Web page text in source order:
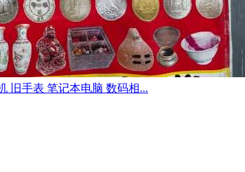
旧手表 笔记本电脑 数码相...